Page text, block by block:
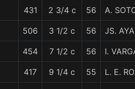
431 2 3/4 c 56 A.
506 3 1/2 c 56 JS.
454 7 1/2 c 56 I.
417 9 1/4 c 55 L. E.